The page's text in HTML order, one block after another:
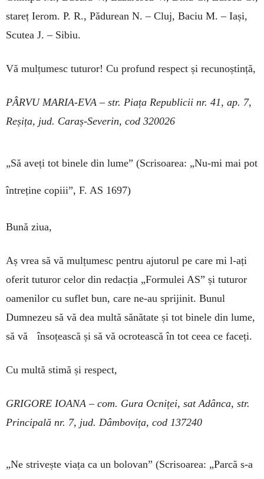
stareț Ierom. P. R., Pă­durean N. – Cluj, Baciu M. – Iași,
Scutea J. – Sibiu.
Vă mulțumesc tuturor! Cu profund respect și recunoștință,
PÂRVU MARIA-EVA – str. Piața Republicii nr. 41, ap. 7,
Reșița, jud. Caraș-Severin, cod 320026
„Să aveți tot binele din lume” (Scrisoarea: „Nu-mi mai pot
întreține copiii”, F. AS 1697)
Bună ziua,
Aș vrea să vă mulțumesc pentru ajutorul pe care mi l-ați
oferit tuturor celor din redacția „Formulei AS” și tuturor
oamenilor cu suflet bun, care ne-au sprijinit. Bunul
Dumnezeu să vă dea multă sănătate și tot binele din lume,
să vă însoțească și să vă ocrotească în tot ceea ce faceți.
Cu multă stimă și respect,
GRIGORE IOANA – com. Gura Ocniței, sat Adânca, str.
Principală nr. 7, jud. Dâmbovița, cod 137240
„Ne strivește viața ca un bolovan” (Scrisoarea: „Parcă s-a